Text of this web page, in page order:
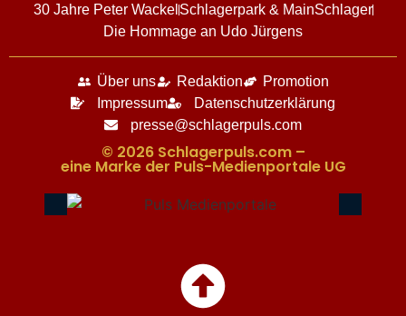
30 Jahre Peter Wackel Schlagerpark & MainSchlager
Die Hommage an Udo Jürgens
Über uns Redaktion
Promotion
Impressum
Datenschutzerklärung
presse@schlagerpuls.com
© 2026 Schlagerpuls.com –
eine Marke der Puls-Medienportale UG​